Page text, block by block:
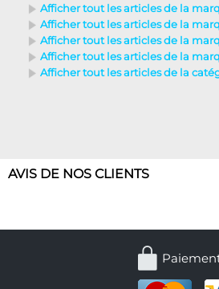
Afficher tout les articles de la
Afficher tout les articles de la
Afficher tout les articles de la
Afficher tout les articles de la
Afficher tout les articles de la
AVIS DE NOS CLIENTS